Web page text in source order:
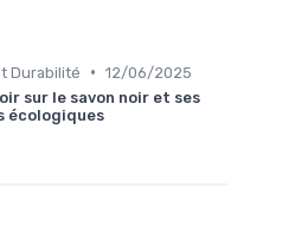
Durabilité • 12/06/2025
sur le savon noir et ses
écologiques